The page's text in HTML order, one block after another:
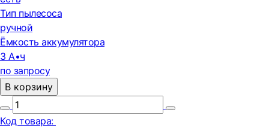
Тип пылесоса
ручной
Ёмкость аккумулятора
3 А•ч
по запросу
В корзину
Код товара: